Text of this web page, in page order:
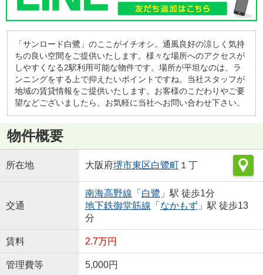
「サンロード白鷺」のここがイチオシ。通風良好の涼しく気持
ちの良い空間をご提供いたします。様々な場所へのアクセスが
しやすくなる2駅利用可能な物件です。場所が平坦なのは、ラ
ンニングをする上で抑えたいポイントですね。当社スタッフが
地域の賃貸情報をご提供いたします。お客様のこだわりやご要
望などございましたら、お気軽に当社へお問い合わせ下さい。
物件概要
所在地 大阪府堺市東区白鷺町１丁
交通
南海高野線 「 白鷺 」駅 徒歩1分
地下鉄御堂筋線 「 なかもず」駅 徒歩13
分
賃料 2.7万円
管理費等 5,000円